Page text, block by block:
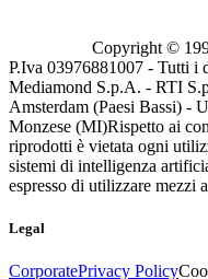
Copyright ©
P.Iva 03976881007 - Tutti i
Mediamond S.p.A. - RTI
Amsterdam (Paesi Bassi) -
Monzese (MI)Rispetto ai
riprodotti è vietata ogni
sistemi di intelligenza
espresso di utilizzare mezzi
Legal
CorporatePrivacy Policy